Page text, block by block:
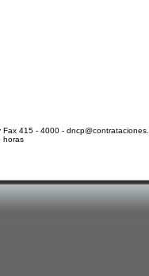
415 - 4000 -
horas